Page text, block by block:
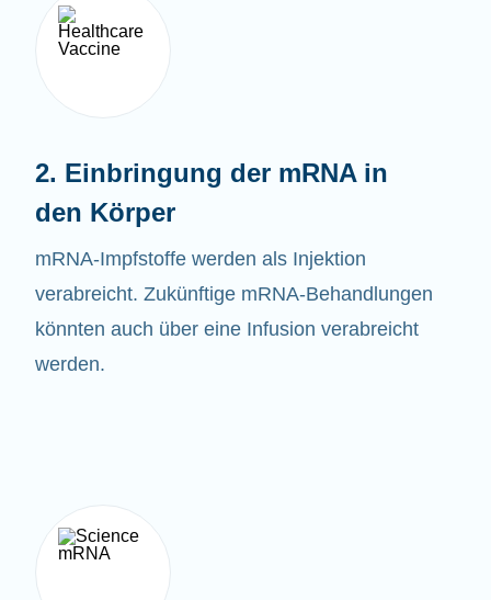
2. Einbringung der mRNA in
den Körper
mRNA-Impfstoffe werden als Injektion
verabreicht. Zukünftige mRNA-Behandlungen
könnten auch über eine Infusion verabreicht
werden.